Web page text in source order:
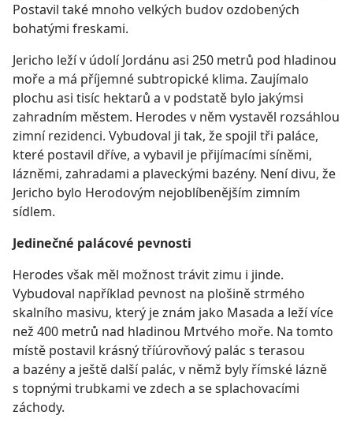
Postavil také mnoho velkých budov ozdobených
bohatými freskami.
Jericho leží v údolí Jordánu asi 250 metrů pod hladinou
moře a má příjemné subtropické klima. Zaujímalo
plochu asi tisíc hektarů a v podstatě bylo jakýmsi
zahradním městem. Herodes v něm vystavěl rozsáhlou
zimní rezidenci. Vybudoval ji tak, že spojil tři paláce,
které postavil dříve, a vybavil je přijímacími síněmi,
lázněmi, zahradami a plaveckými bazény. Není divu, že
Jericho bylo Herodovým nejoblíbenějším zimním
sídlem.
Jedinečné palácové pevnosti
Herodes však měl možnost trávit zimu i jinde.
Vybudoval například pevnost na plošině strmého
skalního masivu, který je znám jako Masada a leží více
než 400 metrů nad hladinou Mrtvého moře. Na tomto
místě postavil krásný tříúrovňový palác s terasou
a bazény a ještě další palác, v němž byly římské lázně
s topnými trubkami ve zdech a se splachovacími
záchody.